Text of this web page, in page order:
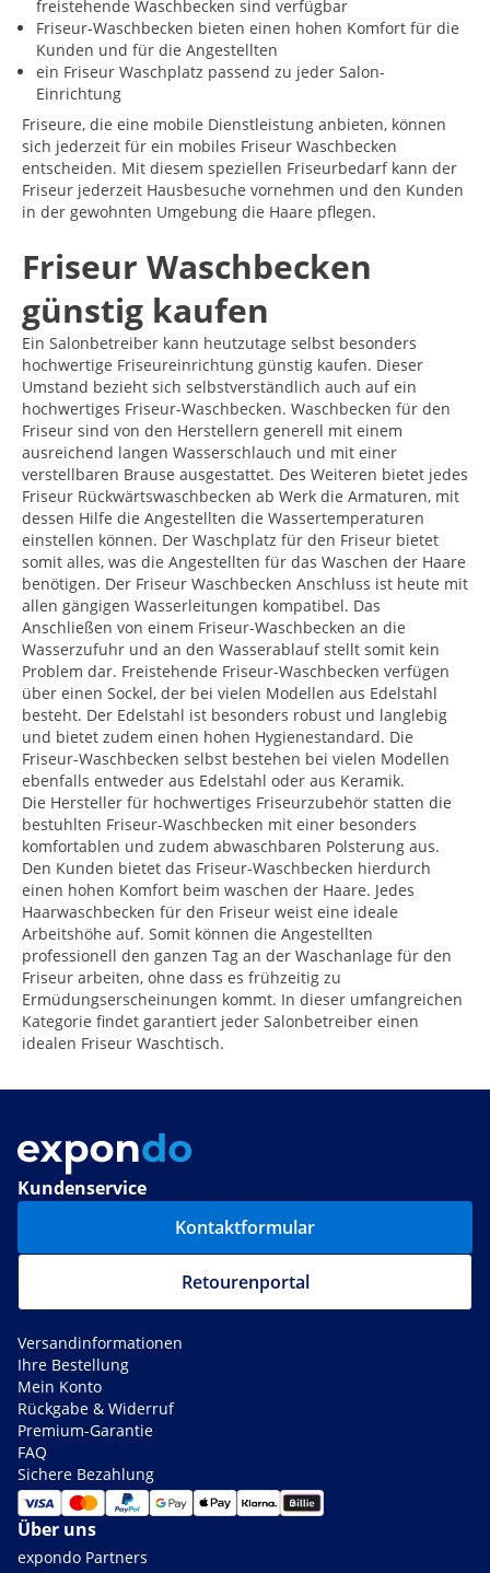
freistehende Waschbecken sind verfügbar
Friseur-Waschbecken bieten einen hohen Komfort für die
Kunden und für die Angestellten
ein Friseur Waschplatz passend zu jeder Salon-
Einrichtung
Friseure, die eine mobile Dienstleistung anbieten, können
sich jederzeit für ein mobiles Friseur Waschbecken
entscheiden. Mit diesem speziellen Friseurbedarf kann der
Friseur jederzeit Hausbesuche vornehmen und den Kunden
in der gewohnten Umgebung die Haare pflegen.
Friseur Waschbecken
günstig kaufen
Ein Salonbetreiber kann heutzutage selbst besonders
hochwertige Friseureinrichtung günstig kaufen. Dieser
Umstand bezieht sich selbstverständlich auch auf ein
hochwertiges Friseur-Waschbecken. Waschbecken für den
Friseur sind von den Herstellern generell mit einem
ausreichend langen Wasserschlauch und mit einer
verstellbaren Brause ausgestattet. Des Weiteren bietet jedes
Friseur Rückwärtswaschbecken ab Werk die Armaturen, mit
dessen Hilfe die Angestellten die Wassertemperaturen
einstellen können. Der Waschplatz für den Friseur bietet
somit alles, was die Angestellten für das Waschen der Haare
benötigen. Der Friseur Waschbecken Anschluss ist heute mit
allen gängigen Wasserleitungen kompatibel. Das
Anschließen von einem Friseur-Waschbecken an die
Wasserzufuhr und an den Wasserablauf stellt somit kein
Problem dar. Freistehende Friseur-Waschbecken verfügen
über einen Sockel, der bei vielen Modellen aus Edelstahl
besteht. Der Edelstahl ist besonders robust und langlebig
und bietet zudem einen hohen Hygienestandard. Die
Friseur-Waschbecken selbst bestehen bei vielen Modellen
ebenfalls entweder aus Edelstahl oder aus Keramik.
Die Hersteller für hochwertiges Friseurzubehör statten die
bestuhlten Friseur-Waschbecken mit einer besonders
komfortablen und zudem abwaschbaren Polsterung aus.
Den Kunden bietet das Friseur-Waschbecken hierdurch
einen hohen Komfort beim waschen der Haare. Jedes
Haarwaschbecken für den Friseur weist eine ideale
Arbeitshöhe auf. Somit können die Angestellten
professionell den ganzen Tag an der Waschanlage für den
Friseur arbeiten, ohne dass es frühzeitig zu
Ermüdungserscheinungen kommt. In dieser umfangreichen
Kategorie findet garantiert jeder Salonbetreiber einen
idealen Friseur Waschtisch.
Kundenservice
Kontaktformular
Retourenportal
Versandinformationen
Ihre Bestellung
Mein Konto
Rückgabe & Widerruf
Premium-Garantie
FAQ
Sichere Bezahlung
Über uns
expondo Partners